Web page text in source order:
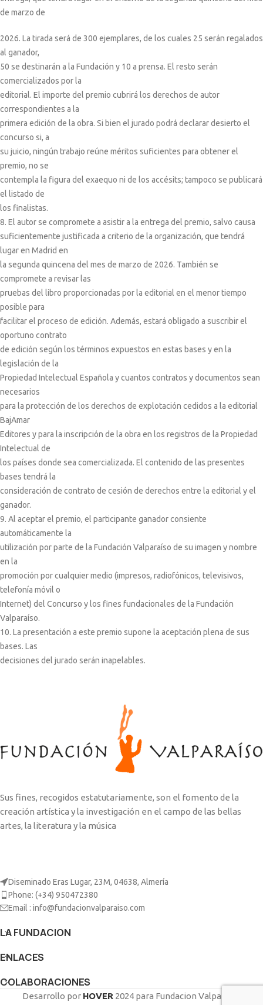
de marzo de
2026. La tirada será de 300 ejemplares, de los cuales 25 serán regalados
al ganador,
50 se destinarán a la Fundación y 10 a prensa. El resto serán
comercializados por la
editorial. El importe del premio cubrirá los derechos de autor
correspondientes a la
primera edición de la obra. Si bien el jurado podrá declarar desierto el
concurso si, a
su juicio, ningún trabajo reúne méritos suficientes para obtener el
premio, no se
contempla la figura del exaequo ni de los accésits; tampoco se publicará
el listado de
los finalistas.
8. El autor se compromete a asistir a la entrega del premio, salvo causa
suficientemente justificada a criterio de la organización, que tendrá
lugar en Madrid en
la segunda quincena del mes de marzo de 2026. También se
compromete a revisar las
pruebas del libro proporcionadas por la editorial en el menor tiempo
posible para
facilitar el proceso de edición. Además, estará obligado a suscribir el
oportuno contrato
de edición según los términos expuestos en estas bases y en la
legislación de la
Propiedad Intelectual Española y cuantos contratos y documentos sean
necesarios
para la protección de los derechos de explotación cedidos a la editorial
BajAmar
Editores y para la inscripción de la obra en los registros de la Propiedad
Intelectual de
los países donde sea comercializada. El contenido de las presentes
bases tendrá la
consideración de contrato de cesión de derechos entre la editorial y el
ganador.
9. Al aceptar el premio, el participante ganador consiente
automáticamente la
utilización por parte de la Fundación Valparaíso de su imagen y nombre
en la
promoción por cualquier medio (impresos, radiofónicos, televisivos,
telefonía móvil o
Internet) del Concurso y los fines fundacionales de la Fundación
Valparaíso.
10. La presentación a este premio supone la aceptación plena de sus
bases. Las
decisiones del jurado serán inapelables.
Sus fines, recogidos estatutariamente, son el fomento de la
creación artística y la investigación en el campo de las bellas
artes, la literatura y la música
Diseminado Eras Lugar, 23M, 04638, Almería
Phone: (+34) 950472380
Email : info@fundacionvalparaiso.com
LA FUNDACION
ENLACES
COLABORACIONES
Desarrollo por HOVER 2024 para Fundacion Valparaiso